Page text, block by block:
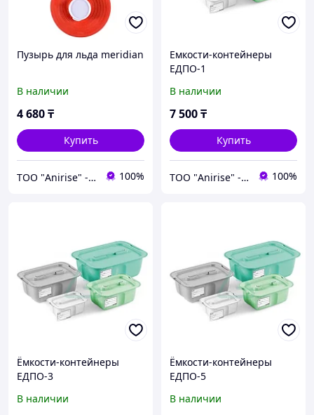
Пузырь для льда meridian
В наличии
4 680₸
Купить
ТОО "Anirise" - изделия медицинского назначения 100%
Емкости-контейнеры
ЕДПО-1
В наличии
7 500₸
Купить
ТОО "Anirise" - изделия медицинского назначения 100%
Ёмкости-контейнеры
ЕДПО-3
В наличии
Ёмкости-контейнеры
ЕДПО-5
В наличии